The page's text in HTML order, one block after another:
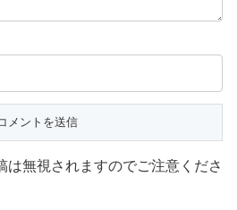
は無視されますのでご注意くださ